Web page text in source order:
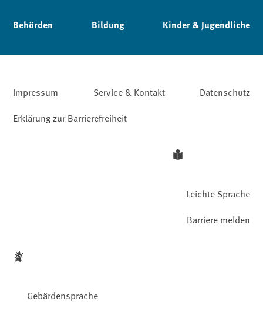
Behörden Bildung Kinder & Jugendliche
Impressum Service & Kontakt
Datenschutz
Erklärung zur Barrierefreiheit
Leichte Sprache
Gebärdensprache
Barriere melden